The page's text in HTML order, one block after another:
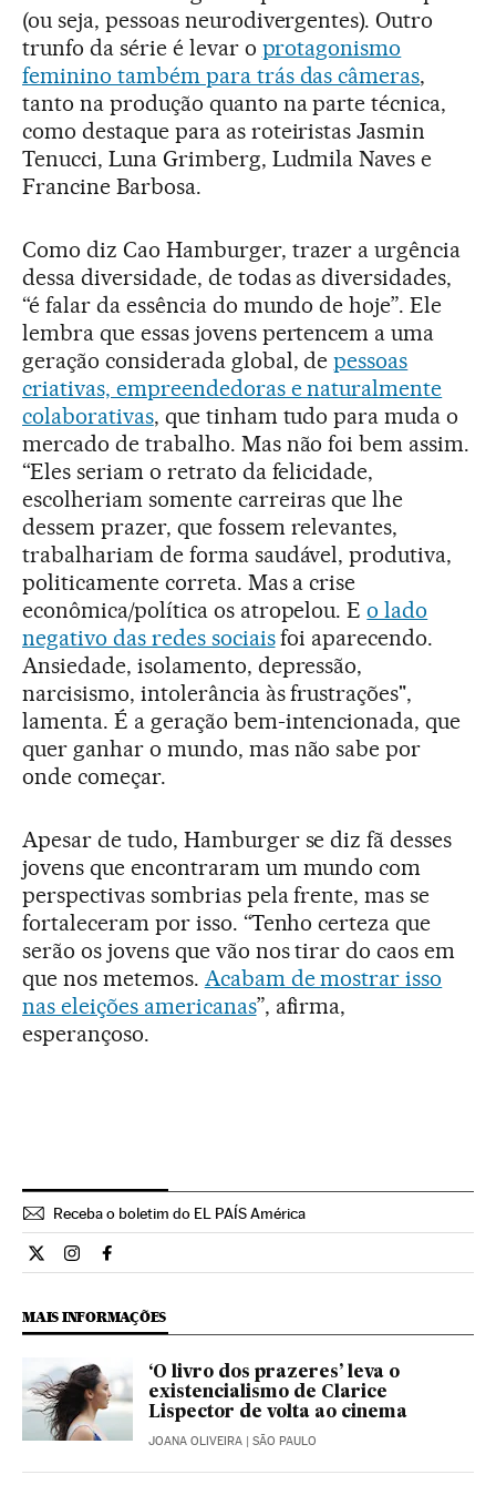
(ou seja, pessoas neurodivergentes). Outro
trunfo da série é levar o protagonismo
feminino também para trás das câmeras,
tanto na produção quanto na parte técnica,
como destaque para as roteiristas Jasmin
Tenucci, Luna Grimberg, Ludmila Naves e
Francine Barbosa.
Como diz Cao Hamburger, trazer a urgência
dessa diversidade, de todas as diversidades,
“é falar da essência do mundo de hoje”. Ele
lembra que essas jovens pertencem a uma
geração considerada global, depessoas
criativas, empreendedoras e naturalmente
colaborativas, que tinham tudo para muda o
mercado de trabalho. Mas não foi bem assim.
“Eles seriam o retrato da felicidade,
escolheriam somente carreiras que lhe
dessem prazer, que fossem relevantes,
trabalhariam de forma saudável, produtiva,
politicamente correta. Mas a crise
econômica/política os atropelou. Eo lado
negativo das redes sociaisfoi aparecendo.
Ansiedade, isolamento, depressão,
narcisismo, intolerância às frustrações",
lamenta. É a geração bem-intencionada, que
quer ganhar o mundo, mas não sabe por
onde começar.
Apesar de tudo, Hamburger se diz fã desses
jovens que encontraram um mundo com
perspectivas sombrias pela frente, mas se
fortaleceram por isso. “Tenho certeza que
serão os jovens que vão nos tirar do caos em
que nos metemos. Acabam de mostrar isso
nas eleições americanas”, afirma,
esperançoso.
Receba o boletim do EL PAÍS América
Cultura El País Brasil en Twitter
Cultura El País Brasil en Instagram
Cultura El País Brasil en Facebook
MAIS INFORMAÇÕES
‘O livro dos prazeres’ leva o
existencialismo de Clarice
Lispector de volta ao cinema
JOANA OLIVEIRA | SÃO PAULO